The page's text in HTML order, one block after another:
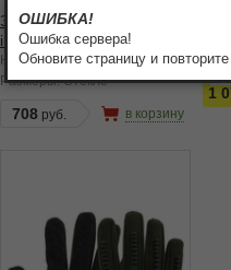
Защитное стекло для
iPhone X / ХS
HICUTE
Размеры:Стекло
708 в корзину
1
1
ОШИБКА!
Ошибка сервера!
Обновите страницу и